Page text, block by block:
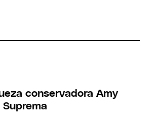
conservadora Amy